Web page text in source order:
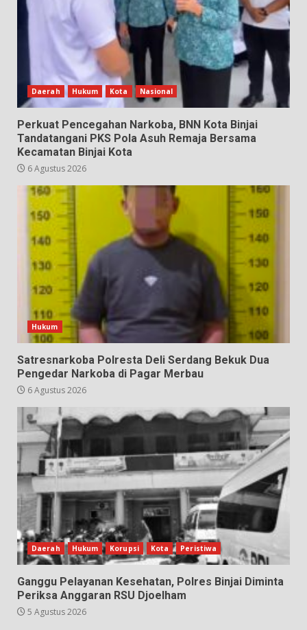
Daerah Hukum Kota Nasional
Perkuat Pencegahan Narkoba, BNN Kota Binjai
Tandatangani PKS Pola Asuh Remaja Bersama
Kecamatan Binjai Kota
6 Agustus 2026
Hukum
Satresnarkoba Polresta Deli Serdang Bekuk Dua
Pengedar Narkoba di Pagar Merbau
6 Agustus 2026
Daerah Hukum Korupsi Kota Peristiwa
Ganggu Pelayanan Kesehatan, Polres Binjai Diminta
Periksa Anggaran RSU Djoelham
5 Agustus 2026